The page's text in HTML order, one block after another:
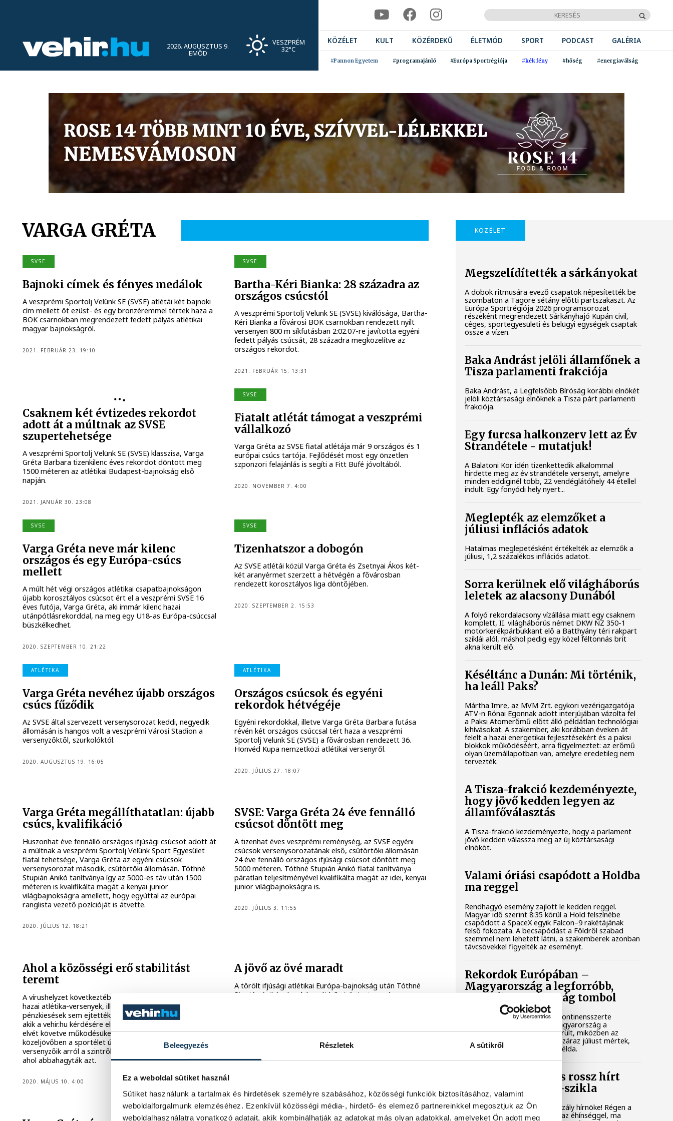
Beleegyezés Részletek A sütikről
Ez a weboldal sütiket használ
Sütiket használunk a tartalmak és hirdetések személyre szabásához, közösségi funkciók biztosításához, valamint
weboldalforgalmunk elemzéséhez. Ezenkívül közösségi média-, hirdető- és elemező partnereinkkel megosztjuk az Ön
weboldalhasználatra vonatkozó adatait, akik kombinálhatják az adatokat más olyan adatokkal, amelyeket Ön adott meg
2026. AUGUSZTUS 9.
EMŐD
VESZPRÉM
32°C
KÖZÉLET KULT KÖZÉRDEKŰ ÉLETMÓD SPORT PODCAST GALÉRIA
#Pannon Egyetem #programajánló #Európa Sportrégiója #kék fény #hőség #energiaválság
VARGA GRÉTA
SVSE
Bajnoki címek és fényes medálok
A veszprémi Sportolj Velünk SE (SVSE) atlétái két bajnoki
cím mellett öt ezüst- és egy bronzéremmel tértek haza a
BOK csarnokban megrendezett fedett pályás atlétikai
magyar bajnokságról.
2021. FEBRUÁR 23. 19:10
SVSE
Bartha-Kéri Bianka: 28 századra az
országos csúcstól
A veszprémi Sportolj Velünk SE (SVSE) kiválósága, Bartha-
Kéri Bianka a fővárosi BOK csarnokban rendezett nyílt
versenyen 800 m síkfutásban 2:02.07-re javította egyéni
fedett pályás csúcsát, 28 századra megközelítve az
országos rekordot.
2021. FEBRUÁR 15. 13:31
Csaknem két évtizedes rekordot
adott át a múltnak az SVSE
szupertehetsége
A veszprémi Sportolj Velünk SE (SVSE) klasszisa, Varga
Gréta Barbara tizenkilenc éves rekordot döntött meg
1500 méteren az atlétikai Budapest-bajnokság első
napján.
2021. JANUÁR 30. 23:08
SVSE
Fiatalt atlétát támogat a veszprémi
vállalkozó
Varga Gréta az SVSE fiatal atlétája már 9 országos és 1
európai csúcs tartója. Fejlődését most egy önzetlen
szponzori felajánlás is segíti a Fitt Büfé jóvoltából.
2020. NOVEMBER 7. 4:00
SVSE
Varga Gréta neve már kilenc
országos és egy Európa-csúcs
mellett
A múlt hét végi országos atlétikai csapatbajnokságon
újabb korosztályos csúcsot ért el a veszprémi SVSE 16
éves futója, Varga Gréta, aki immár kilenc hazai
utánpótlásrekorddal, na meg egy U18-as Európa-csúccsal
büszkélkedhet.
2020. SZEPTEMBER 10. 21:22
SVSE
Tizenhatszor a dobogón
Az SVSE atlétái közül Varga Gréta és Zsetnyai Ákos két-
két aranyérmet szerzett a hétvégén a fővárosban
rendezett korosztályos liga döntőjében.
2020. SZEPTEMBER 2. 15:53
ATLÉTIKA
Varga Gréta nevéhez újabb országos
csúcs fűződik
Az SVSE által szervezett versenysorozat keddi, negyedik
állomásán is hangos volt a veszprémi Városi Stadion a
versenyzőktől, szurkolóktól.
2020. AUGUSZTUS 19. 16:05
ATLÉTIKA
Országos csúcsok és egyéni
rekordok hétvégéje
Egyéni rekordokkal, illetve Varga Gréta Barbara futása
révén két országos csúccsal tért haza a veszprémi
Sportolj Velünk SE (SVSE) a fővárosban rendezett 36.
Honvéd Kupa nemzetközi atlétikai versenyről.
2020. JÚLIUS 27. 18:07
Varga Gréta megállíthatatlan: újabb
csúcs, kvalifikáció
Huszonhat éve fennálló országos ifjúsági csúcsot adott át
a múltnak a veszprémi Sportolj Velünk Sport Egyesület
fiatal tehetsége, Varga Gréta az egyéni csúcsok
versenysorozat második, csütörtöki állomásán. Tóthné
Stupián Anikó tanítványa így az 5000-es táv után 1500
méteren is kvalifikálta magát a kenyai junior
világbajnokságra amellett, hogy egyúttal az európai
ranglista vezető pozícióját is átvette.
2020. JÚLIUS 12. 18:21
SVSE: Varga Gréta 24 éve fennálló
csúcsot döntött meg
A tizenhat éves veszprémi reménység, az SVSE egyéni
csúcsok versenysorozatának első, csütörtöki állomásán
24 éve fennálló országos ifjúsági csúcsot döntött meg
5000 méteren. Tóthné Stupián Anikó fiatal tanítványa
páratlan teljesítményével kvalifikálta magát az idei, kenyai
junior világbajnokságra is.
2020. JÚLIUS 3. 11:55
Ahol a közösségi erő stabilitást
teremt
A vírushelyzet következtében elmaradt nemzetközi és
hazai atlétika-versenyek, illetve az ebből adódó
pénzkiesések sem ejtették kétségbe az SVSE vezetőit,
akik a vehir.hu kérdésére elmondták, a közös teherviselés
elvét követve működésüket is biztosították. Sőt, ha a
közeljövőben a sportélet úgy kívánná, akkor válogatott
versenyzőik arról a szintről folytathatnák pályafutásukat,
ahol abbahagyták azt.
2020. MÁJUS 10. 4:00
A jövő az övé maradt
A törölt ifjúsági atlétikai Európa-bajnokság után Tóthné
Stupián Anikónak nehéz volt lelket öntenie papíron
KÖZÉLET
Megszelídítették a sárkányokat
A dobok ritmusára evező csapatok népesítették be
szombaton a Tagore sétány előtti partszakaszt. Az
Európa Sportrégiója 2026 programsorozat
részeként megrendezett Sárkányhajó Kupán civil,
céges, sportegyesületi és belügyi egységek csaptak
össze a vízen.
Baka Andrást jelöli államfőnek a
Tisza parlamenti frakciója
Baka Andrást, a Legfelsőbb Bíróság korábbi elnökét
jelöli köztársasági elnöknek a Tisza párt parlamenti
frakciója.
Egy furcsa halkonzerv lett az Év
Strandétele - mutatjuk!
A Balatoni Kör idén tizenkettedik alkalommal
hirdette meg az év strandétele versenyt, amelyre
minden eddiginél több, 22 vendéglátóhely 44 étellel
indult. Egy fonyódi hely nyert...
Meglepték az elemzőket a
júliusi inflációs adatok
Hatalmas meglepetésként értékelték az elemzők a
júliusi, 1,2 százalékos inflációs adatot.
Sorra kerülnek elő világháborús
leletek az alacsony Dunából
A folyó rekordalacsony vízállása miatt egy csaknem
komplett, II. világháborús német DKW NZ 350-1
motorkerékpárbukkant elő a Batthyány téri rakpart
sziklái alól, máshol pedig egy közel féltonnás brit
akna került elő.
Késéltánc a Dunán: Mi történik,
ha leáll Paks?
Mártha Imre, az MVM Zrt. egykori vezérigazgatója
ATV-n Rónai Egonnak adott interjújában vázolta fel
a Paksi Atomerőmű előtt álló példátlan technológiai
kihívásokat. A szakember, aki korábban éveken át
felelt a hazai energetikai fejlesztésekért és a paksi
blokkok működéséért, arra figyelmeztet: az erőmű
olyan üzemállapotban van, amelyre eredetileg nem
tervezték.
A Tisza-frakció kezdeményezte,
hogy jövő kedden legyen az
államfőválasztás
A Tisza-frakció kezdeményezte, hogy a parlament
jövő kedden válassza meg az új köztársasági
elnököt.
Valami óriási csapódott a Holdba
ma reggel
Rendhagyó esemény zajlott le kedden reggel.
Magyar idő szerint 8:35 körül a Hold felszínébe
csapódott a SpaceX egyik Falcon–9 rakétájának
felső fokozata. A becsapódást a Földről szabad
szemmel nem lehetett látni, a szakemberek azonban
távcsövekkel figyelték az eseményt.
Rekordok Európában –
Magyarország a legforróbb,
Angliában szárazság tombol
Rá sem ismerünk Európára, kontinensszerte
rekordokat dönt a hőség. Magyarország a
legforróbb országok közé került, miközben az
Egyesült Királyságban olyan száraz júliust mértek,
amilyenre 155 éve nem volt példa.
A múltban és ma is rossz hírt
hoz a dunai Ínség-szikla
Újra kilátszik a Dunából az aszály hírnöke! Régen a
felbukkanása egyet jelentett az éhínséggel, ma